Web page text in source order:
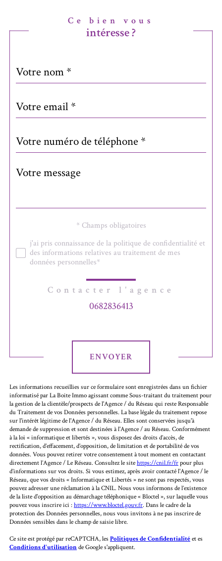
Ce bien vous
intéresse ?
par
défaut
*
*
*
Fieldset
par
Message
*
* Champs obligatoires
j'ai pris connaissance de la politique de confidentialité et
des informations relatives au traitement de mes
données personnelles*
Contacter l'agence
0682836413
ENVOYER
Les informations recueillies sur ce formulaire sont enregistrées dans un fichier
informatisé par La Boite Immo agissant comme Sous-traitant du traitement pour
la gestion de la clientèle/prospects de l'Agence / du Réseau qui reste Responsable
du Traitement de vos Données personnelles. La base légale du traitement repose
sur l'intérêt légitime de l'Agence / du Réseau. Elles sont conservées jusqu'à
demande de suppression et sont destinées à l'Agence / au Réseau. Conformément
à la loi « informatique et libertés », vous disposez des droits d’accès, de
rectification, d’effacement, d’opposition, de limitation et de portabilité de vos
données. Vous pouvez retirer votre consentement à tout moment en contactant
directement l’Agence / Le Réseau. Consultez le sitehttps://cnil.fr/frpour plus
d’informations sur vos droits. Si vous estimez, après avoir contacté l'Agence / le
Réseau, que vos droits « Informatique et Libertés » ne sont pas respectés, vous
pouvez adresser une réclamation à la CNIL. Nous vous informons de l’existence
de la liste d'opposition au démarchage téléphonique « Bloctel », sur laquelle vous
pouvez vous inscrire ici :https://www.bloctel.gouv.fr. Dans le cadre de la
protection des Données personnelles, nous vous invitons à ne pas inscrire de
Données sensibles dans le champ de saisie libre.
Ce site est protégé par reCAPTCHA, lesPolitiques de Confidentialitéet es
Conditions d'utilisationde Google s'appliquent.